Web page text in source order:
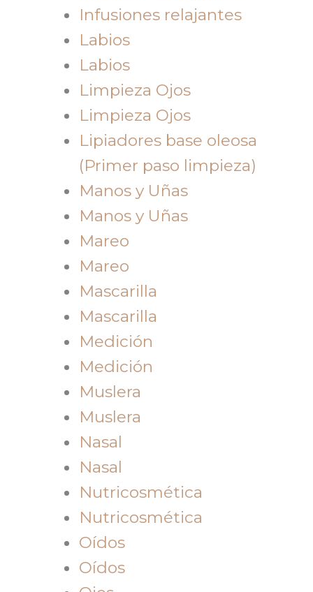
Infusiones relajantes
Labios
Labios
Limpieza Ojos
Limpieza Ojos
Lipiadores base oleosa
(Primer paso limpieza)
Manos y Uñas
Manos y Uñas
Mareo
Mareo
Mascarilla
Mascarilla
Medición
Medición
Muslera
Muslera
Nasal
Nasal
Nutricosmética
Nutricosmética
Oídos
Oídos